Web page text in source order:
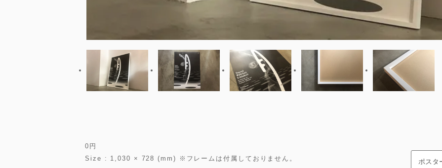
0 円
Size : 1,030 × 728 (mm) ※フレームは付属しておりません。